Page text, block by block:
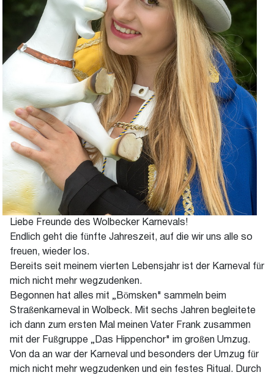
Liebe Freunde des Wolbecker Karnevals!
Endlich geht die fünfte Jahreszeit, auf die wir uns alle so
freuen, wieder los.
Bereits seit meinem vierten Lebensjahr ist der Karneval für
mich nicht mehr wegzudenken.
Begonnen hat alles mit „Bömsken" sammeln beim
Straßenkarneval in Wolbeck. Mit sechs Jahren begleitete
ich dann zum ersten Mal meinen Vater Frank zusammen
mit der Fußgruppe „Das Hippenchor" im großen Umzug.
Von da an war der Karneval und besonders der Umzug für
mich nicht mehr wegzudenken und ein festes Ritual. Durch